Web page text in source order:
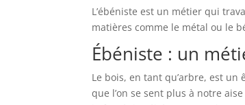
L’ébéniste est un métier qui
matières comme le métal ou le
Ébéniste : un
Le bois, en tant qu’arbre, est un
que l’on se sent plus à notre